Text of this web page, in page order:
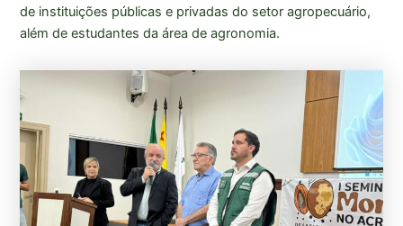
de instituições públicas e privadas do setor agropecuário,
além de estudantes da área de agronomia.